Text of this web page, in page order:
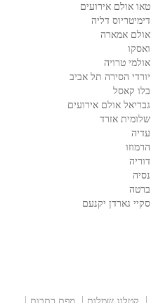
טאו אולם אירועים
דימיטריוס דליה
אולם אמארה
ואסקו
אולמי טרויה
יורדי הסירה תל אביב
בלו קאסל
גבריאל אולם אירועים
שלומית אזרד
עדיה
הרמוזו
דוריה
נסיה
ברטה
סקיי גארדן יקנעם